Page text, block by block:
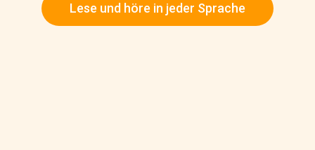
zweiten Montag im Januar gefeiert. An diesem Tag heißen
Lese und höre in jeder Sprache